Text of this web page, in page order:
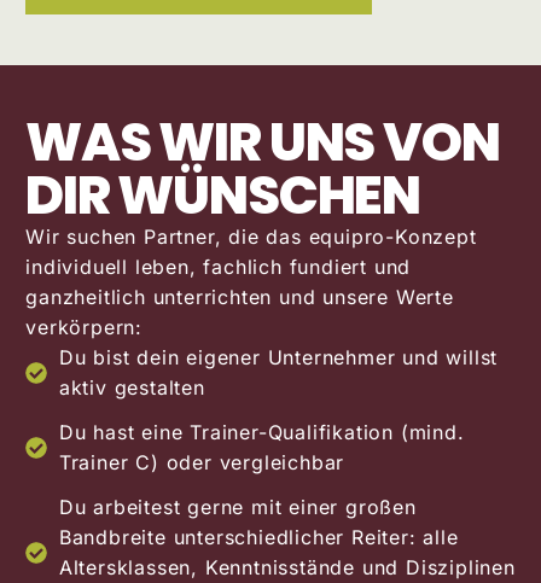
WAS WIR UNS VON
DIR WÜNSCHEN
Wir suchen Partner, die das equipro-Konzept
individuell leben, fachlich fundiert und
ganzheitlich unterrichten und unsere Werte
verkörpern:
Du bist dein eigener Unternehmer und willst
aktiv gestalten
Du hast eine Trainer-Qualifikation (mind.
Trainer C) oder vergleichbar
Du arbeitest gerne mit einer großen
Bandbreite unterschiedlicher Reiter: alle
Altersklassen, Kenntnisstände und Disziplinen